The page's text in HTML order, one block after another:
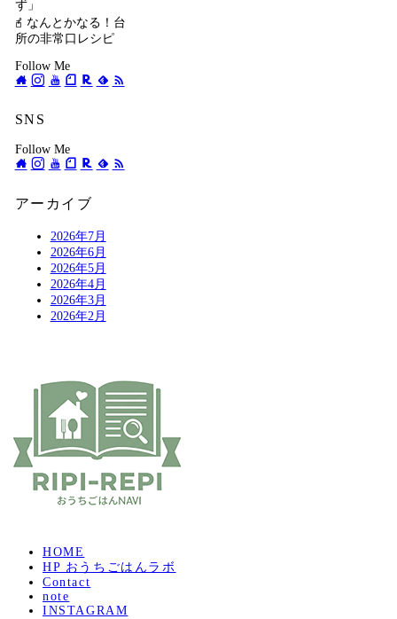
ず」
𖧭 なんとかなる！台
所の非常口レシピ
Follow Me
SNS
Follow Me
アーカイブ
2026年7月
2026年6月
2026年5月
2026年4月
2026年3月
2026年2月
HOME
HP おうちごはんラボ
Contact
note
INSTAGRAM